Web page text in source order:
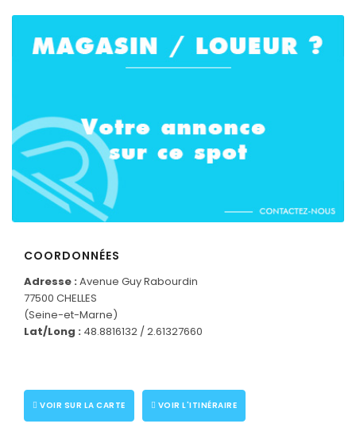
COORDONNÉES
Adresse : Avenue Guy Rabourdin
77500 CHELLES
(Seine-et-Marne)
Lat/Long : 48.8816132 / 2.61327660
VOIR SUR LA CARTE VOIR L'ITINÉRAIRE